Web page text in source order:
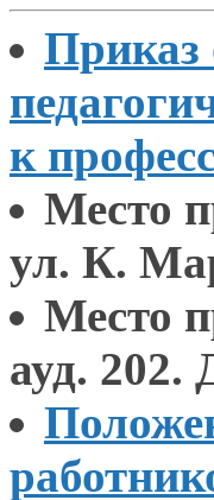
Приказ
к
Место
ул. К.
Место
ауд. 202.